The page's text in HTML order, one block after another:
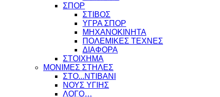
ΣΠΟΡ
ΣΤΙΒΟΣ
ΥΓΡΑ ΣΠΟΡ
ΜΗΧΑΝΟΚΙΝΗΤΑ
ΠΟΛΕΜΙΚΕΣ ΤΕΧΝΕΣ
ΔΙΑΦΟΡΑ
ΣΤΟΙΧΗΜΑ
ΜΟΝΙΜΕΣ ΣΤΗΛΕΣ
ΣΤΟ...ΝΤΙΒΑΝΙ
ΝΟΥΣ ΥΓΙΗΣ
ΛΟΓΟ…